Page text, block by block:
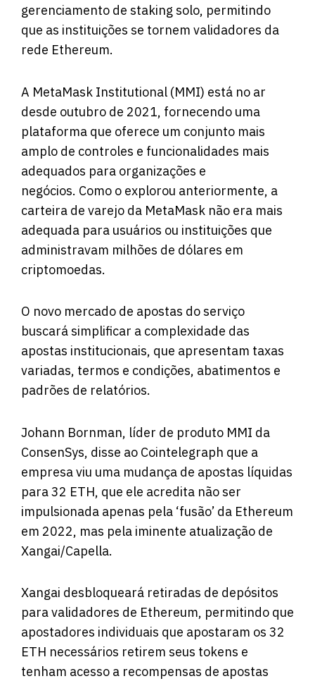
gerenciamento de staking solo, permitindo
que as instituições se tornem validadores da
rede Ethereum.
A MetaMask Institutional (MMI) está no ar
desde outubro de 2021, fornecendo uma
plataforma que oferece um conjunto mais
amplo de controles e funcionalidades mais
adequados para organizações e
negócios. Como o explorou anteriormente, a
carteira de varejo da MetaMask não era mais
adequada para usuários ou instituições que
administravam milhões de dólares em
criptomoedas.
O novo mercado de apostas do serviço
buscará simplificar a complexidade das
apostas institucionais, que apresentam taxas
variadas, termos e condições, abatimentos e
padrões de relatórios.
Johann Bornman, líder de produto MMI da
ConsenSys, disse ao Cointelegraph que a
empresa viu uma mudança de apostas líquidas
para 32 ETH, que ele acredita não ser
impulsionada apenas pela ‘fusão’ da Ethereum
em 2022, mas pela iminente atualização de
Xangai/Capella.
Xangai desbloqueará retiradas de depósitos
para validadores de Ethereum, permitindo que
apostadores individuais que apostaram os 32
ETH necessários retirem seus tokens e
tenham acesso a recompensas de apostas